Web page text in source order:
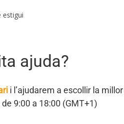
estigui
ajuda?
i l’ajudarem a escollir la
9:00 a 18:00 (GMT+1)